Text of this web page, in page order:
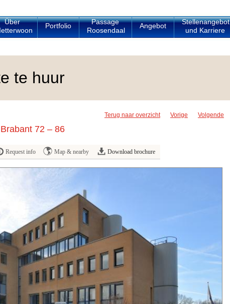
Über
Portfolio
Passage
Roosendaal
Angebot
Stellenangebot
und Karriere
te huur
Terug naar overzicht Vorige Volgende
72 – 86
Request info Map & nearby Download brochure